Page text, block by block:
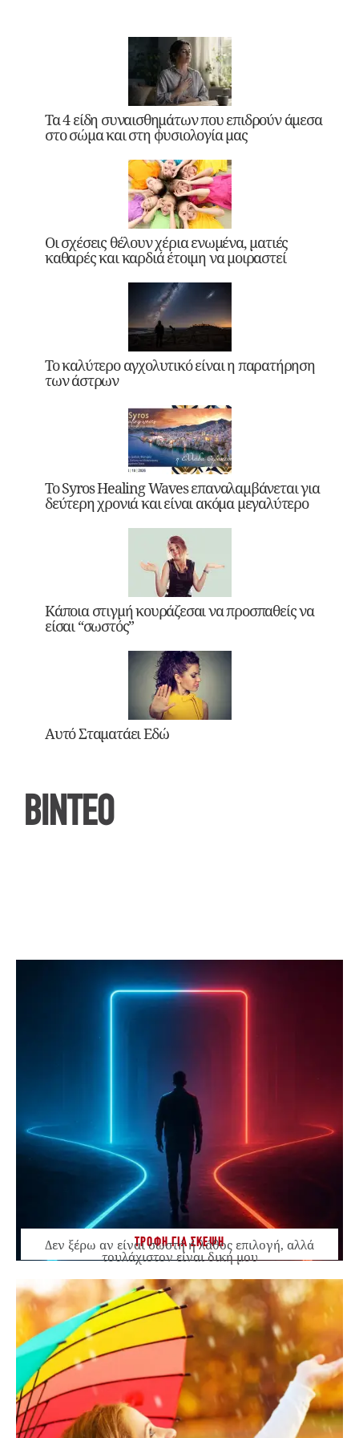
Τα 4 είδη συναισθημάτων που επιδρούν άμεσα
στο σώμα και στη φυσιολογία μας
Οι σχέσεις θέλουν χέρια ενωμένα, ματιές
καθαρές και καρδιά έτοιμη να μοιραστεί
Το καλύτερο αγχολυτικό είναι η παρατήρηση
των άστρων
Το Syros Healing Waves επαναλαμβάνεται για
δεύτερη χρονιά και είναι ακόμα μεγαλύτερο
Κάποια στιγμή κουράζεσαι να προσπαθείς να
είσαι “σωστός”
Αυτό Σταματάει Εδώ
ΒΙΝΤΕΟ
ΤΡΟΦΗ ΓΙΑ ΣΚΕΨΗ
Δεν ξέρω αν είναι σωστή ή λάθος επιλογή, αλλά
τουλάχιστον είναι δική μου